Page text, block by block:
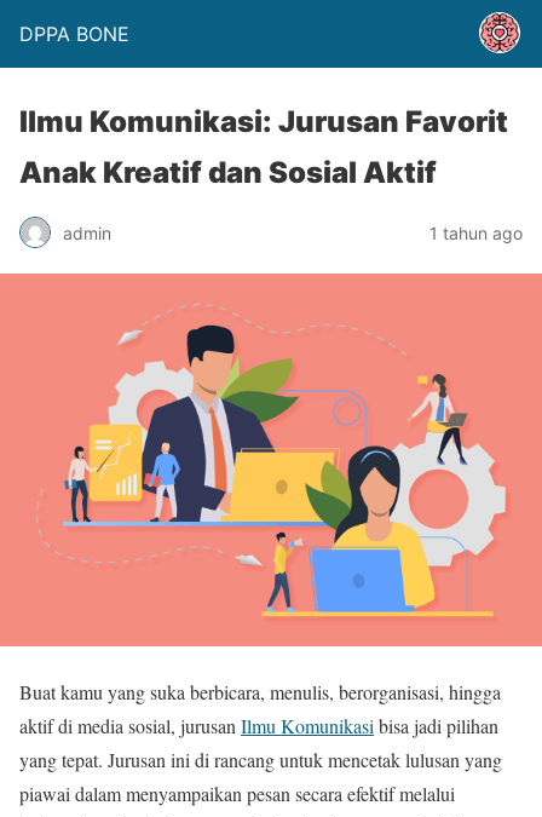
DPPA BONE
Ilmu Komunikasi: Jurusan Favorit
Anak Kreatif dan Sosial Aktif
admin 1 tahun ago
Buat kamu yang suka berbicara, menulis, berorganisasi, hingga
aktif di media sosial, jurusan Ilmu Komunikasi bisa jadi pilihan
yang tepat. Jurusan ini di rancang untuk mencetak lulusan yang
piawai dalam menyampaikan pesan secara efektif melalui